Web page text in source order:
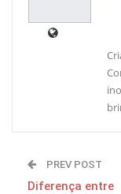
PREV POST
Diferença entre